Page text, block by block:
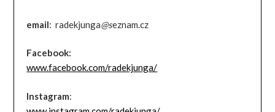
email: radekjunga@seznam.cz
Facebook:
www.facebook.com/radekjunga/
Instagram: